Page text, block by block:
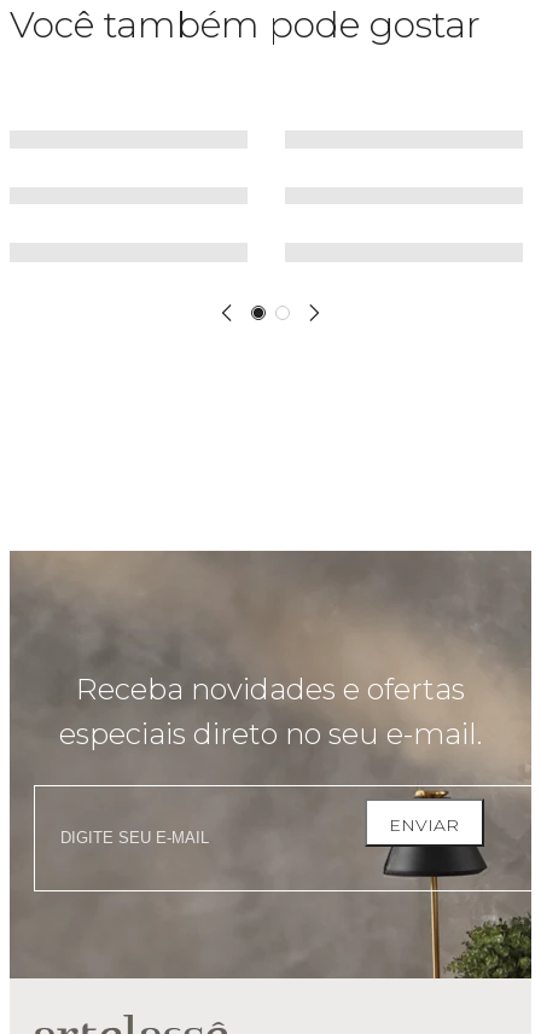
Você também pode gostar
Receba novidades e ofertas
especiais direto no seu e-mail.
ENVIAR